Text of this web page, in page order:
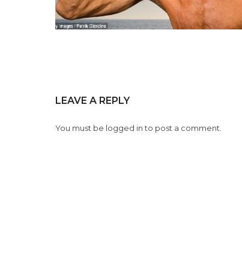
LEAVE A REPLY
You must be logged into post a comment.